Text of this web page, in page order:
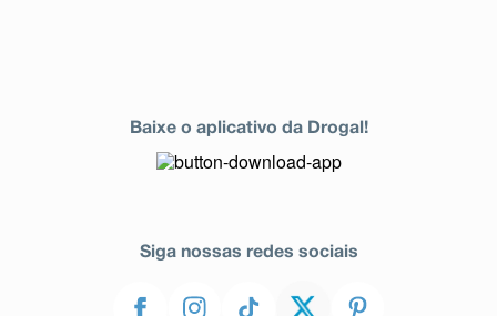
Baixe o aplicativo da Drogal!
Siga nossas redes sociais